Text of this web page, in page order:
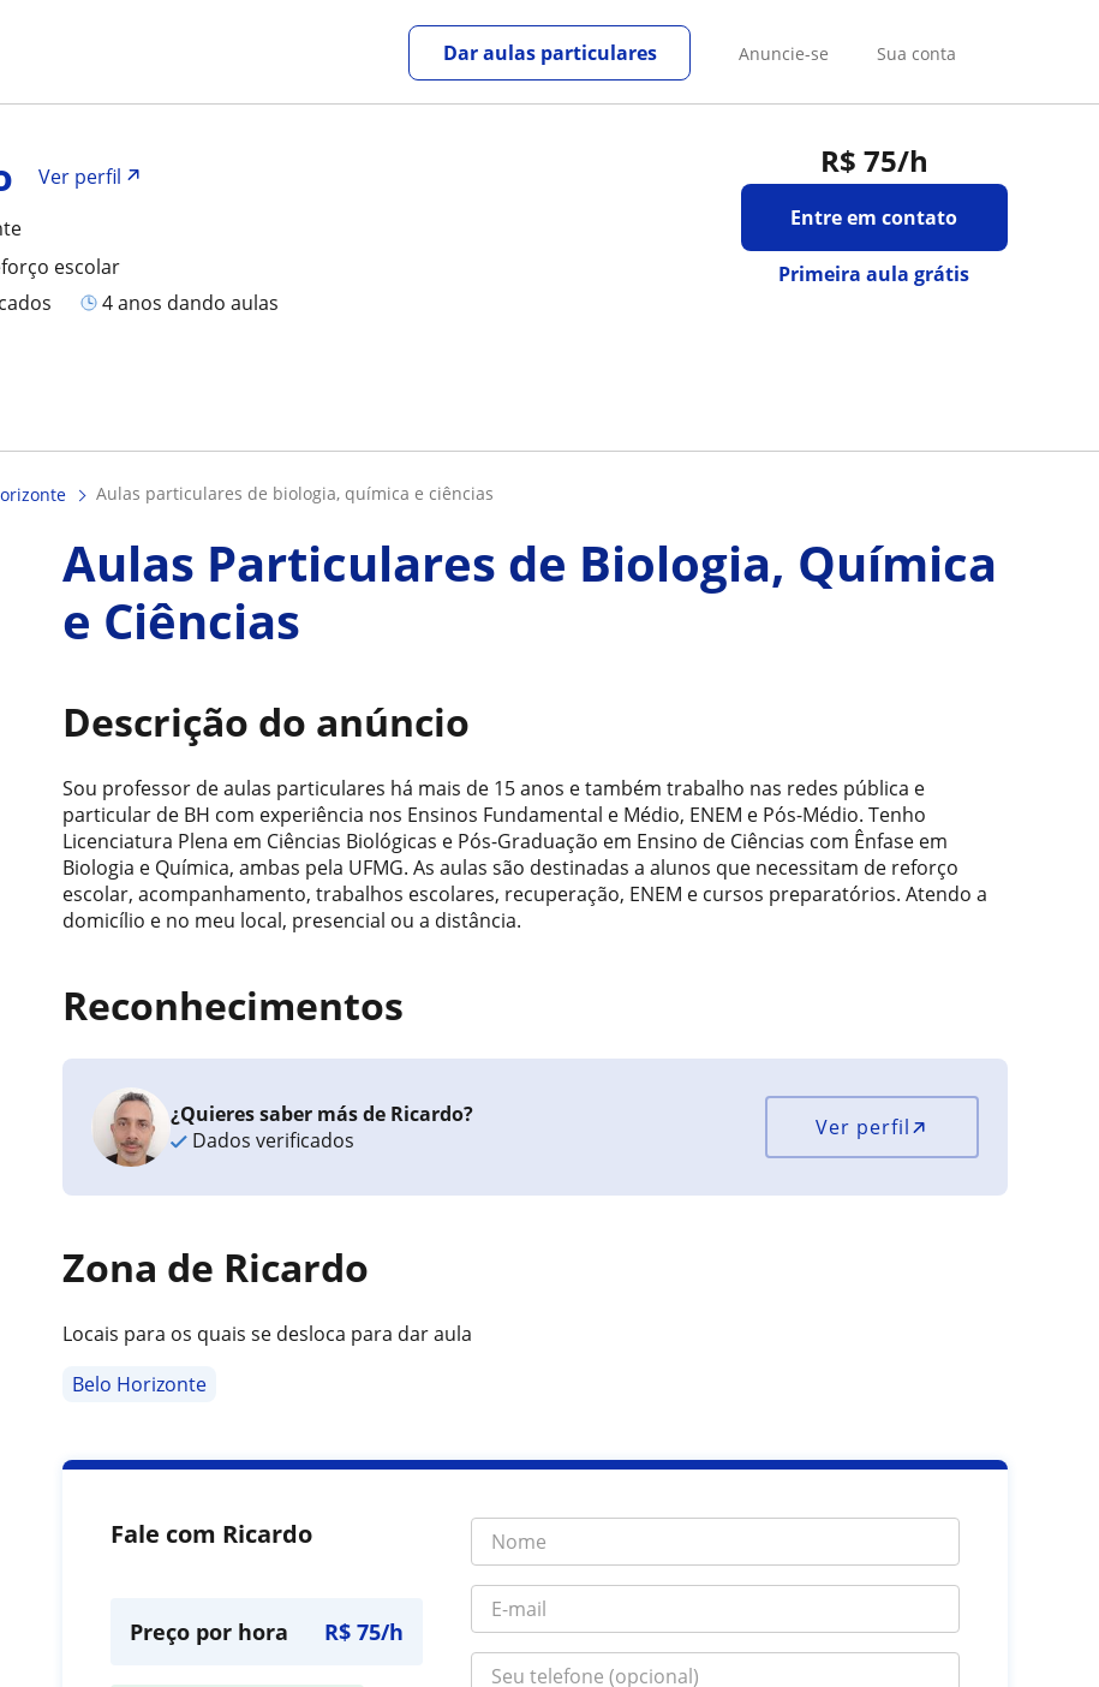
Anuncie-se Sua conta
Dar aulas particulares
R$ 75/h
Entre em contato
Primeira aula grátis
Ver perfil
escolar
4 anos dando aulas
aulas particulares de biologia, química e ciências
Aulas Particulares de Biologia, Química
e Ciências
Descrição do anúncio
Sou professor de aulas particulares há mais de 15 anos e também trabalho nas redes pública e
particular de BH com experiência nos Ensinos Fundamental e Médio, ENEM e Pós-Médio. Tenho
Licenciatura Plena em Ciências Biológicas e Pós-Graduação em Ensino de Ciências com Ênfase em
Biologia e Química, ambas pela UFMG. As aulas são destinadas a alunos que necessitam de reforço
escolar, acompanhamento, trabalhos escolares, recuperação, ENEM e cursos preparatórios. Atendo a
domicílio e no meu local, presencial ou a distância.
Reconhecimentos
¿Quieres saber más de Ricardo?
Dados verificados
Ver perfil
Zona de Ricardo
Locais para os quais se desloca para dar aula
Belo Horizonte
Fale com Ricardo
Preço por hora R$ 75/h